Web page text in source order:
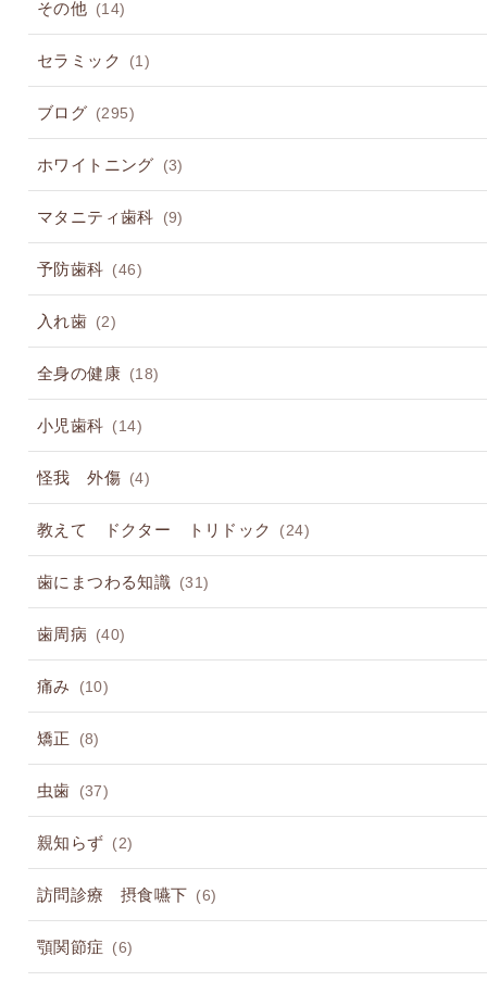
その他 (14)
セラミック (1)
ブログ (295)
ホワイトニング (3)
マタニティ歯科 (9)
予防歯科 (46)
入れ歯 (2)
全身の健康 (18)
小児歯科 (14)
怪我 外傷 (4)
教えて ドクター トリドック (24)
歯にまつわる知識 (31)
歯周病 (40)
痛み (10)
矯正 (8)
虫歯 (37)
親知らず (2)
訪問診療 摂食嚥下 (6)
顎関節症 (6)